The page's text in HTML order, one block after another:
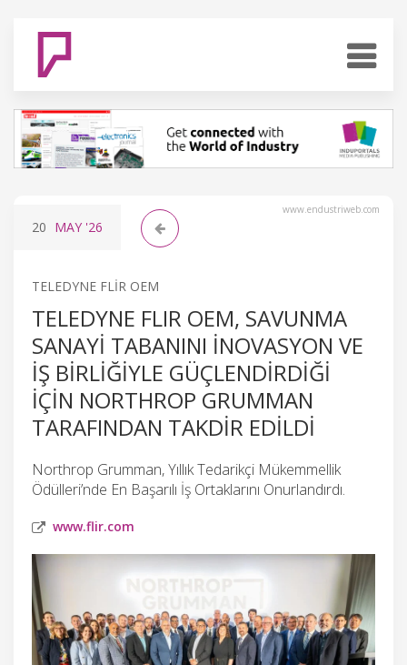
www.endustriweb.com
20 MAY '26
TELEDYNE FLIR OEM
TELEDYNE FLIR OEM, SAVUNMA
SANAYI TABANINI İNOVASYON VE
İŞ BIRLIĞIYLE GÜÇLENDIRDIĞI
İÇIN NORTHROP GRUMMAN
TARAFINDAN TAKDIR EDILDI
Northrop Grumman, Yıllık Tedarikçi Mükemmellik
Ödülleri’nde En Başarılı İş Ortaklarını Onurlandırdı.
www.flir.com